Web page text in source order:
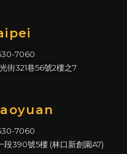
7060
街321巷56號2樓之7
7060
390號5樓 (林口新創園A7)